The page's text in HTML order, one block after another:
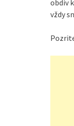
obdiv
vždy